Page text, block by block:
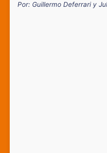
Por: Guillermo Deferrari y